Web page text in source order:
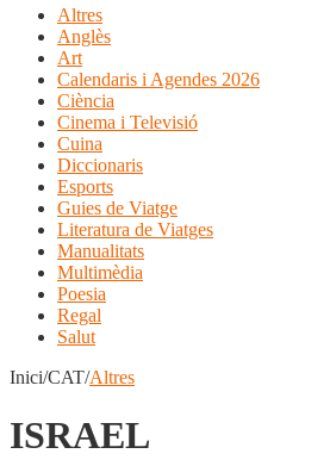
Altres
Anglès
Art
Calendaris i Agendes 2026
Ciència
Cinema i Televisió
Cuina
Diccionaris
Esports
Guies de Viatge
Literatura de Viatges
Manualitats
Multimèdia
Poesia
Regal
Salut
Inici/CAT/Altres
ISRAEL